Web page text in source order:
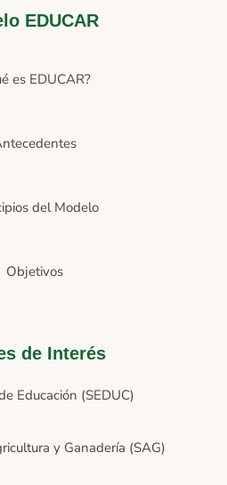
EDUCAR
es EDUCAR?
del Modelo
Objetivos
de Interés
Educación (SEDUC)
y Ganadería (SAG)